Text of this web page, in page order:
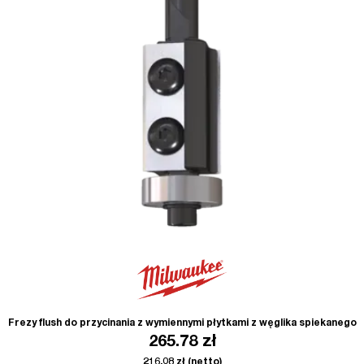
Frezy flush do przycinania z wymiennymi płytkami z węglika spiekanego
265.78 zł